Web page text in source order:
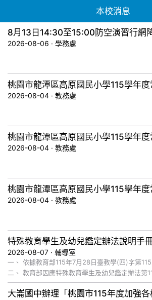
本校消息
2026-08-06 · 學務處
2026-08-04 · 教務處
2026-08-04 · 教務處
2026-08-04 · 教務處
2026-08-07 · 輔導室
一、 依據教育部115年7月28日臺教學(四)字第
二、 教育部因應特殊教育學生及幼兒鑑定辦法第